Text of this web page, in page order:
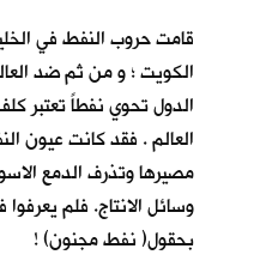
قامت حروب النفط في
الكويت ؛ و من ثم ضد
الدول تحوي نفطاً تعتبر
العالم . فقد كانت عيون
مصيرها وتذرف الدمع
وسائل الانتاج. فلم
بحقول( نفط مجنون) !